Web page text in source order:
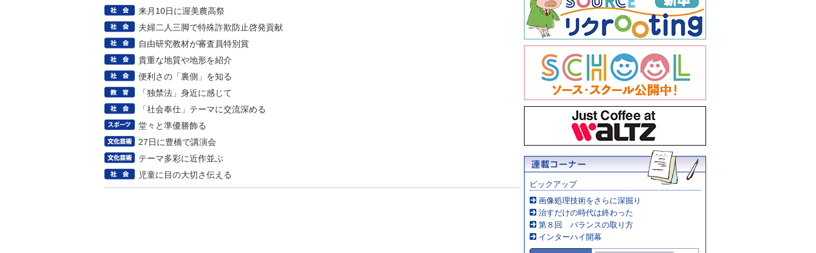
来月10日に渥美農高祭
夫婦二人三脚で特殊詐欺防止啓発貢献
自由研究教材が審査員特別賞
貴重な地質や地形を紹介
便利さの「裏側」を知る
「独禁法」身近に感じて
「社会奉仕」テーマに交流深める
堂々と準優勝飾る
27日に豊橋で講演会
テーマ多彩に近作並ぶ
児童に目の大切さ伝える
ピックアップ
画像処理技術をさらに深掘り
治すだけの時代は終わった
第８回 バランスの取り方
インターハイ開幕